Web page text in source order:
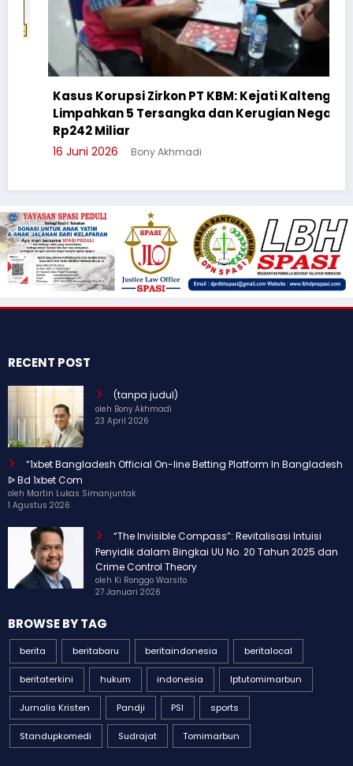
Kasus Korupsi Zirkon PT KBM: Kejati Kalteng
Limpahkan 5 Tersangka dan Kerugian Negara
Rp242 Miliar
16 Juni 2026 Bony Akhmadi
RECENT POST
(tanpa judul)
oleh Bony Akhmadi
23 April 2026
“1xbet Bangladesh Official On-line Betting Platform In Bangladesh
ᐉ Bd 1xbet Com
oleh Martin Lukas Simanjuntak
1 Agustus 2026
“The Invisible Compass”: Revitalisasi Intuisi
Penyidik dalam Bingkai UU No. 20 Tahun 2025 dan
Crime Control Theory
oleh Ki Ronggo Warsito
27 Januari 2026
BROWSE BY TAG
berita beritabaru beritaindonesia beritalocal
beritaterkini hukum indonesia Iptutomimarbun
Jurnalis Kristen Pandji PSI sports
Standupkomedi Sudrajat Tomimarbun